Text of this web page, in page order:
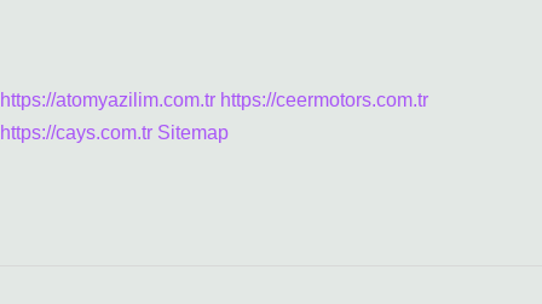
https://atomyazilim.com.tr https://ceermotors.com.tr
https://cays.com.tr Sitemap